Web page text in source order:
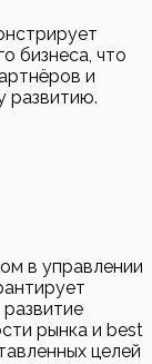
бизнеса, что
и
развитию.
в управлении
рынка и best
целей